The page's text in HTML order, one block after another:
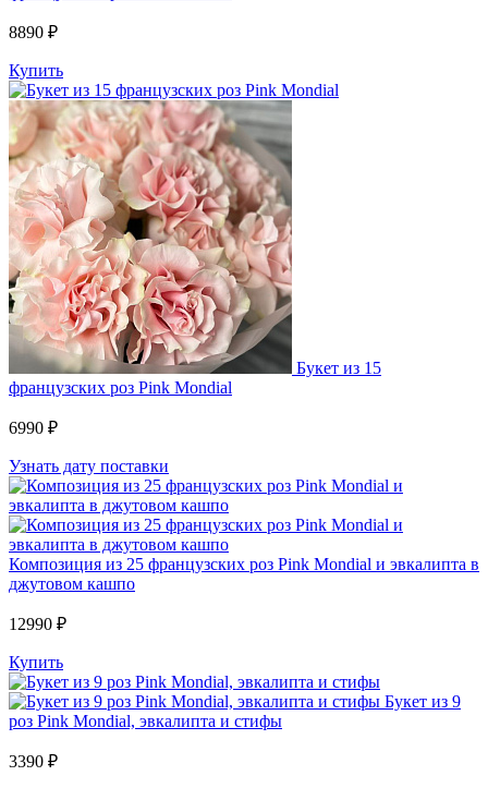
8890 ₽
Купить
Букет из 15
французских роз Pink Mondial
6990 ₽
Узнать дату поставки
Композиция из 25 французских роз Pink Mondial и эвкалипта в
джутовом кашпо
12990 ₽
Купить
Букет из 9
роз Pink Mondial, эвкалипта и стифы
3390 ₽